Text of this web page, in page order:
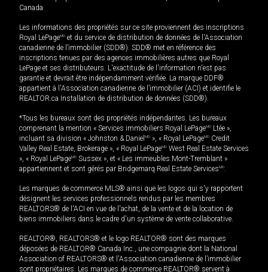
Canada
Les informations des propriétés sur ce site proviennent des inscriptions
Royal LePageMD et du service de distribution de données de l'Association
canadienne de l’immobilier (SDD®). SDD® met en référence des
inscriptions tenues par des agences immobilières autres que Royal
LePage et ses distributeurs. L'exactitude de l'information n'est pas
garantie et devrait être indépendamment vérifiée. La marque DDF®
appartient à l'Association canadienne de l’immobilier (ACI) et identifie le
REALTOR.ca Installation de distribution de données (SDD®).
*Tous les bureaux sont des propriétés indépendantes. Les bureaux
comprenant la mention « Services immobiliers Royal LePageMD Ltée »,
incluant sa division « Johnston & Daniel MD », « Royal LePageMD Credit
Valley Real Estate, Brokerage », « Royal LePageMD West Real Estate Services
», « Royal LePageMD Sussex », et « Les immeubles Mont-Tremblant »
appartiennent et sont gérés par Bridgemarq Real Estate ServicesMD.
Les marques de commerce MLS® ainsi que les logos qui s'y rapportent
désignent les services professionnels rendus par les membres
REALTORS® de l'ACI en vue de l'achat, de la vente et de la location de
biens immobiliers dans le cadre d'un système de vente collaborative.
REALTOR®, REALTORS® et le logo REALTOR® sont des marques
déposées de REALTOR® Canada Inc., une compagnie dont la National
Association of REALTORS® et l'Association canadienne de l’immobilier
sont propriétaires. Les marques de commerce REALTOR® servent à